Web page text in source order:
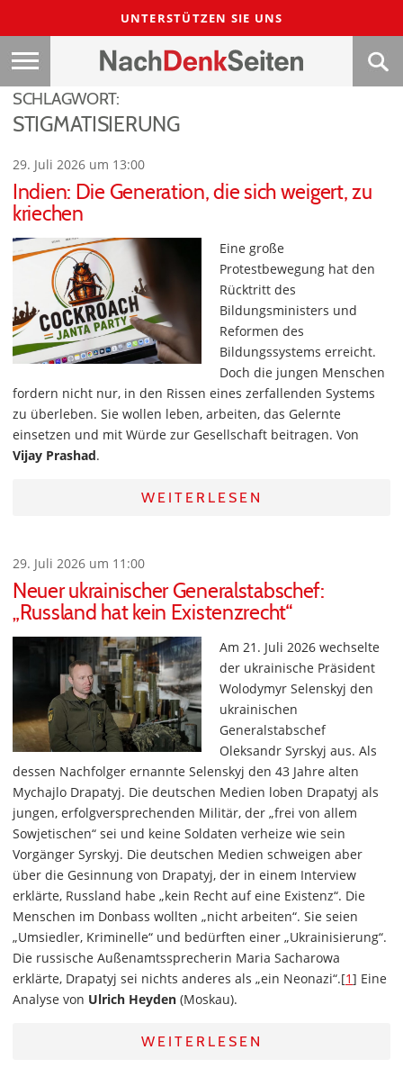
UNTERSTÜTZEN SIE UNS
SCHLAGWORT:
STIGMATISIERUNG
29. Juli 2026 um 13:00
Indien: Die Generation, die sich weigert, zu
kriechen
Eine große
Protestbewegung hat den
Rücktritt des
Bildungsministers und
Reformen des
Bildungssystems erreicht.
Doch die jungen Menschen
fordern nicht nur, in den Rissen eines zerfallenden Systems
zu überleben. Sie wollen leben, arbeiten, das Gelernte
einsetzen und mit Würde zur Gesellschaft beitragen. Von
Vijay Prashad.
WEITERLESEN
29. Juli 2026 um 11:00
Neuer ukrainischer Generalstabschef:
„Russland hat kein Existenzrecht“
Am 21. Juli 2026 wechselte
der ukrainische Präsident
Wolodymyr Selenskyj den
ukrainischen
Generalstabschef
Oleksandr Syrskyj aus. Als
dessen Nachfolger ernannte Selenskyj den 43 Jahre alten
Mychajlo Drapatyj. Die deutschen Medien loben Drapatyj als
jungen, erfolgversprechenden Militär, der „frei von allem
Sowjetischen“ sei und keine Soldaten verheize wie sein
Vorgänger Syrskyj. Die deutschen Medien schweigen aber
über die Gesinnung von Drapatyj, der in einem Interview
erklärte, Russland habe „kein Recht auf eine Existenz“. Die
Menschen im Donbass wollten „nicht arbeiten“. Sie seien
„Umsiedler, Kriminelle“ und bedürften einer „Ukrainisierung“.
Die russische Außenamtssprecherin Maria Sacharowa
erklärte, Drapatyj sei nichts anderes als „ein Neonazi“.[1] Eine
Analyse von Ulrich Heyden (Moskau).
WEITERLESEN